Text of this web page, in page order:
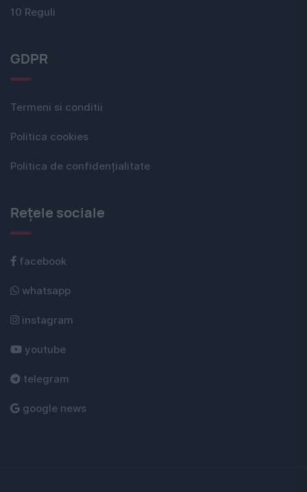
10 Reguli
GDPR
Termeni si conditii
Politica cookies
Politica de confidențialitate
Rețele sociale
facebook
whatsapp
instagram
youtube
telegram
google news